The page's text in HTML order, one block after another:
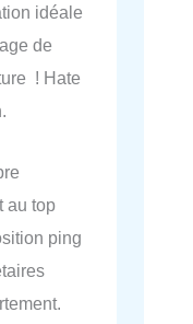
idéale
de
! Hate
au top
ping